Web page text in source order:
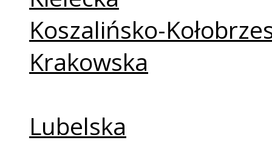
Koszalińsko-
Krakowska
Lubelska